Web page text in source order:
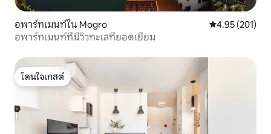
อพาร์ทเมนท์ใน Mogro คะแนนเฉลี่ย
4.95 (201)
อพาร์ทเมนท์ที่มีวิวทะเลที่ยอดเยี่ยม
โดนใจเกสต์
โดนใจเกสต์